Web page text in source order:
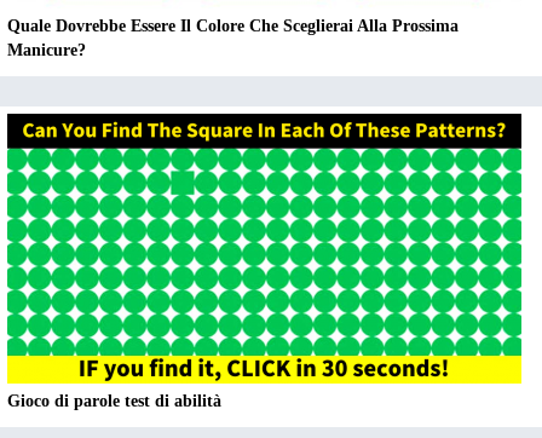
Quale Dovrebbe Essere Il Colore Che Sceglierai Alla Prossima
Manicure?
Gioco di parole test di abilità